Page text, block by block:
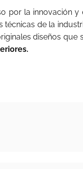
por la innovación y
técnicas de la
diseños que